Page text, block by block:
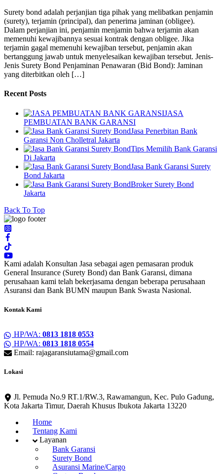
Surety bond adalah perjanjian tiga pihak yang melibatkan penjamin
(surety), terjamin (principal), dan penerima jaminan (obligee).
Dalam perjanjian ini, penjamin menjamin bahwa terjamin akan
memenuhi kewajibannya sesuai kontrak dengan obligee. Jika
terjamin gagal memenuhi kewajiban tersebut, penjamin akan
bertanggung jawab untuk menyelesaikan kewajiban tersebut. Jenis-
Jenis Surety Bond Penjaminan Penawaran (Bid Bond): Jaminan
yang diterbitkan oleh […]
Recent Posts
JASA
PEMBUATAN BANK GARANSI
Jasa Penerbitan Bank
Garansi Non Cholletral Jakarta
Tips Memilih Bank Garansi
Di Jakarta
Jasa Bank Garansi Surety
Bond Jakarta
Broker Surety Bond
Jakarta
Back To Top
Kami adalah Konsultan Jasa sebagai agen pemasaran produk
General Insurance (Surety Bond) dan Bank Garansi, dimana
perusahaan kami telah bekerjasama dengan beberapa perusahaan
Asuransi dan Bank BUMN maupun Bank Swasta Nasional.
Kontak Kami
HP/WA: 0813 1818 0553
HP/WA: 0813 1818 0554
Email: rajagaransiutama@gmail.com
Lokasi
Jl. Pemuda No.9 RT.1/RW.3, Rawamangun, Kec. Pulo Gadung,
Kota Jakarta Timur, Daerah Khusus Ibukota Jakarta 13220
Home
Tentang Kami
Layanan
Bank Garansi
Surety Bond
Asuransi Marine/Cargo